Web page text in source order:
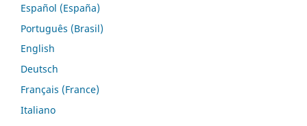
Español (España)
Português (Brasil)
English
Deutsch
Français (France)
Italiano